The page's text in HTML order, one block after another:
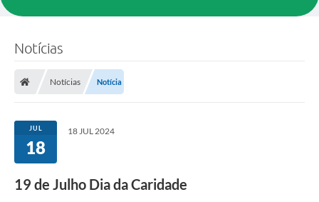
Notícias
Notícias Notícia
JUL
18
18 JUL 2024
19 de Julho Dia da Caridade